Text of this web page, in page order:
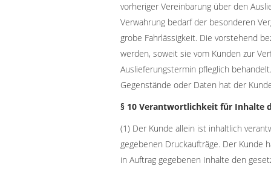
vorheriger Vereinbarung über den
Verwahrung bedarf der besonderen
grobe Fahrlässigkeit. Die vorstehend
werden, soweit sie vom Kunden zur
Auslieferungstermin pfleglich
Gegenstände oder Daten hat der
§ 10 Verantwortlichkeit für Inhalte
(1) Der Kunde allein ist inhaltlich
gegebenen Druckaufträge. Der Kunde
in Auftrag gegebenen Inhalte den